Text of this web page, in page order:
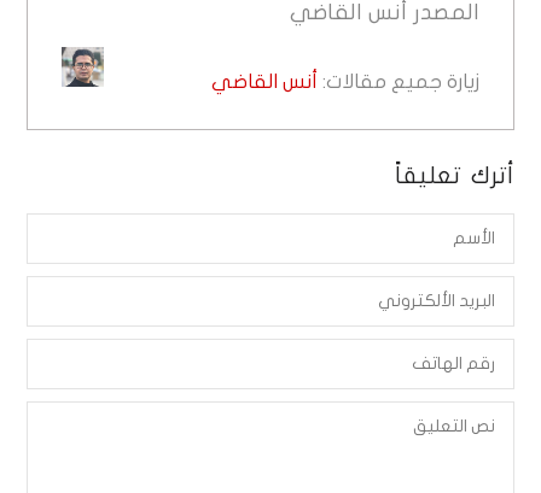
المصدر أنس القاضي
زيارة جميع مقالات: أنس القاضي
أترك تعليقاً